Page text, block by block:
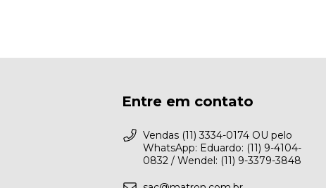
Entre em contato
Vendas (11) 3334-0174 OU pelo
WhatsApp: Eduardo: (11) 9-4104-
0832 / Wendel: (11) 9-3379-3848